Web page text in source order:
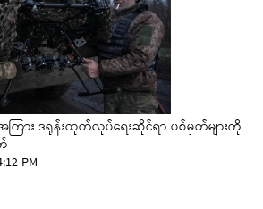
ြား ဒရုန်းထုတ်လုပ်ရေးဆိုင်ရာ ပစ်မှတ်များကို
PM